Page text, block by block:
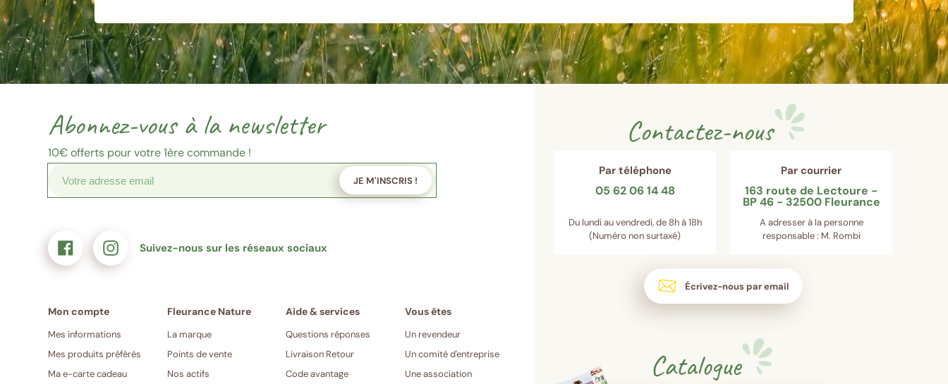
Abonnez-vous à la newsletter
10€offerts pour votre 1ère commande !
exemple@gmail.com)
JE M'INSCRIS !
Suivez-nous sur les réseaux sociaux
Mes informations
Mes produits préférés
Ma e-carte cadeau
La marque
Points de vente
Nos actifs
Questions réponses
Livraison Retour
Code avantage
Un revendeur
Un comité d'entreprise
Une association
Contactez-nous
Par téléphone
05 62 06 14 48
Du lundi au vendredi, de 8h à 18h
(Numéro non surtaxé)
Par courrier
163 route de Lectoure -
BP 46 - 32500 Fleurance
A adresser à la personne
responsable : M. Rombi
Écrivez-nous par email
Catalogue